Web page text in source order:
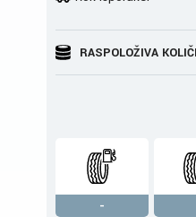
RASPOLOŽIVA
-